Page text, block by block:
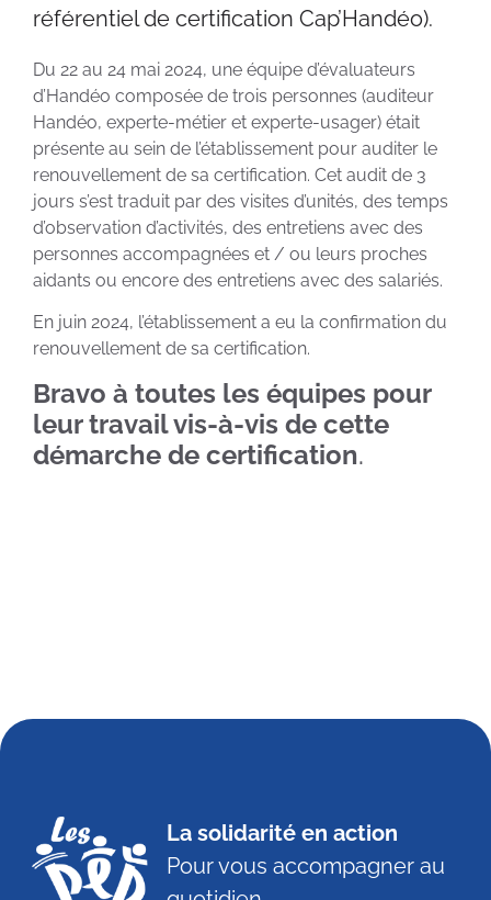
référentiel de certification Cap’Handéo).
Du 22 au 24 mai 2024, une équipe d’évaluateurs
d’Handéo composée de trois personnes (auditeur
Handéo, experte-métier et experte-usager) était
présente au sein de l’établissement pour auditer le
renouvellement de sa certification. Cet audit de 3
jours s’est traduit par des visites d’unités, des temps
d’observation d’activités, des entretiens avec des
personnes accompagnées et / ou leurs proches
aidants ou encore des entretiens avec des salariés.
En juin 2024, l’établissement a eu la confirmation du
renouvellement de sa certification.
Bravo à toutes les équipes pour
leur travail vis-à-vis de cette
démarche de certification.
La solidarité en action
Pour vous accompagner au